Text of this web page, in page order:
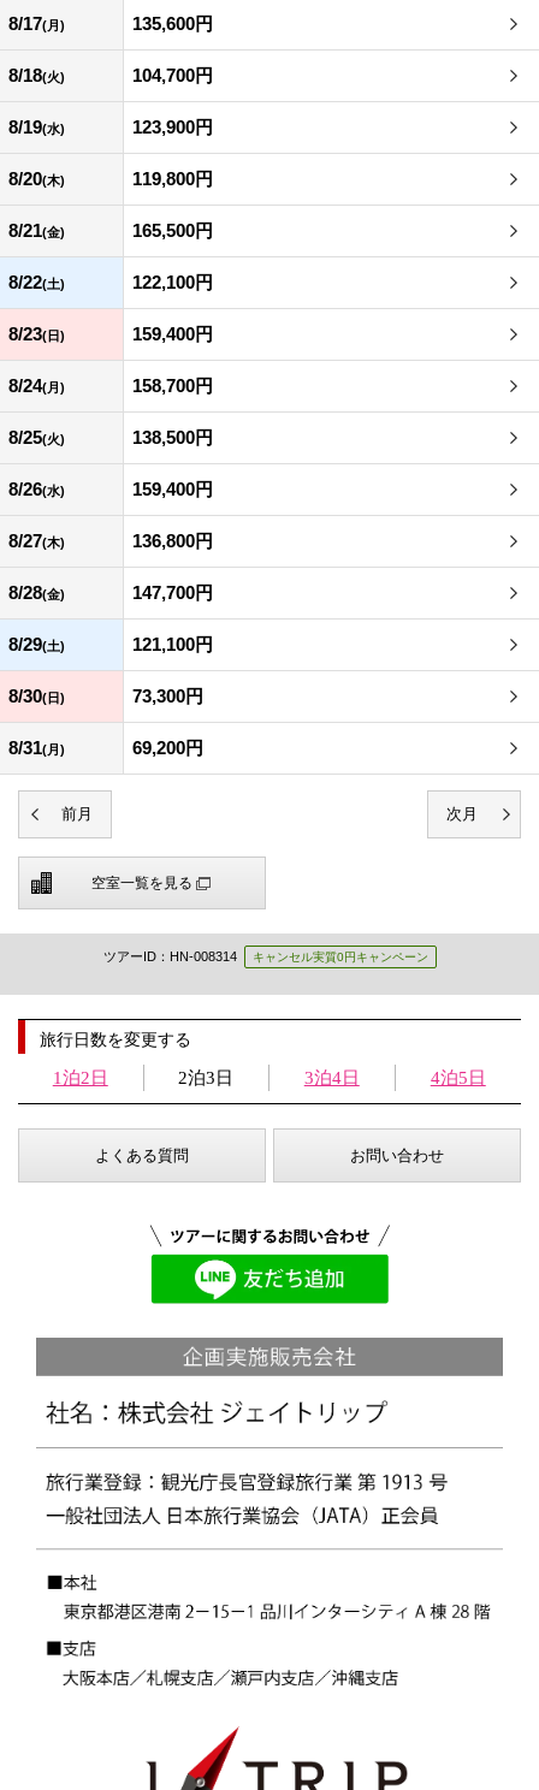
8/17(月) 135,600円
8/18(火) 104,700円
8/19(水) 123,900円
8/20(木) 119,800円
8/21(金) 165,500円
8/22(土) 122,100円
8/23(日) 159,400円
8/24(月) 158,700円
8/25(火) 138,500円
8/26(水) 159,400円
8/27(木) 136,800円
8/28(金) 147,700円
8/29(土) 121,100円
8/30(日) 73,300円
8/31(月) 69,200円
空室一覧を見る
ツアーID：HN-008314 キャンセル実質0円キャンペーン
旅行日数を変更する
1泊2日 2泊3日 3泊4日 4泊5日
よくある質問 お問い合わせ